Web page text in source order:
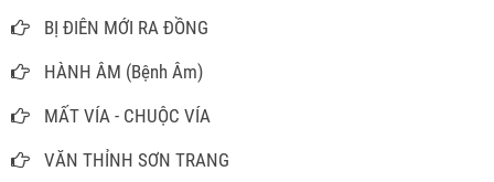
BỊ ĐIÊN MỚI RA ĐỒNG
HÀNH ÂM (Bệnh Âm)
MẤT VÍA - CHUỘC VÍA
VĂN THỈNH SƠN TRANG